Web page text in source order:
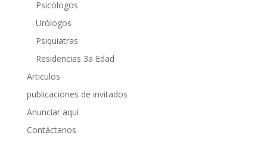
Psicólogos
Urólogos
Psiquiatras
Residencias 3a Edad
Articulos
publicaciones de invitados
Anunciar aquí
Contáctanos